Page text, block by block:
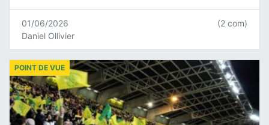
01/06/2026
Daniel Ollivier
(2 com)
POINT DE VUE